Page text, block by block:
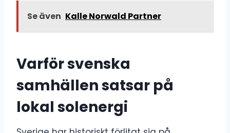
Se även Kalle Norwald Partner
Varför svenska
samhällen satsar på
lokal solenergi